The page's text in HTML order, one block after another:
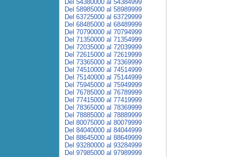
Del 54380000 al 54384999
Del 58985000 al 58989999
Del 63725000 al 63729999
Del 68485000 al 68489999
Del 70790000 al 70794999
Del 71350000 al 71354999
Del 72035000 al 72039999
Del 72615000 al 72619999
Del 73365000 al 73369999
Del 74510000 al 74514999
Del 75140000 al 75144999
Del 75945000 al 75949999
Del 76785000 al 76789999
Del 77415000 al 77419999
Del 78365000 al 78369999
Del 78885000 al 78889999
Del 80075000 al 80079999
Del 84040000 al 84044999
Del 88645000 al 88649999
Del 93280000 al 93284999
Del 97985000 al 97989999